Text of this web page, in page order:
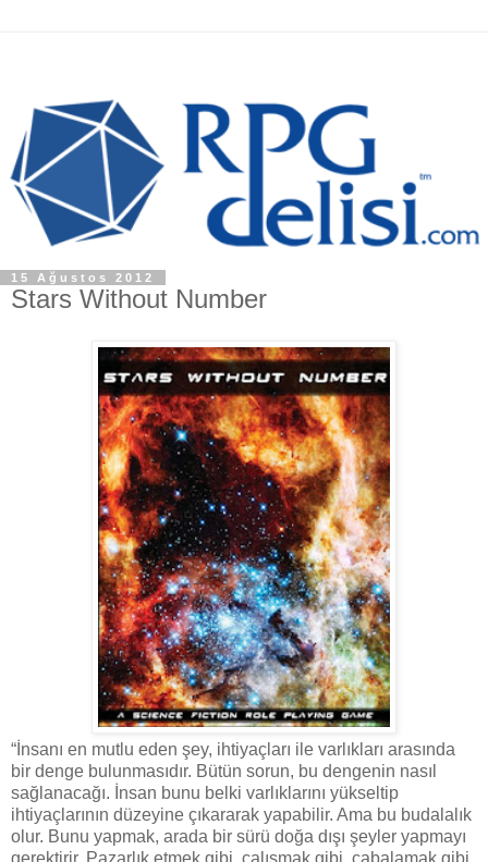
15 Ağustos 2012
Stars Without Number
“İnsanı en mutlu eden şey, ihtiyaçları ile varlıkları arasında
bir denge bulunmasıdır. Bütün sorun, bu dengenin nasıl
sağlanacağı. İnsan bunu belki varlıklarını yükseltip
ihtiyaçlarının düzeyine çıkararak yapabilir. Ama bu budalalık
olur. Bunu yapmak, arada bir sürü doğa dışı şeyler yapmayı
gerektirir. Pazarlık etmek gibi, çalışmak gibi, çabalamak gibi.